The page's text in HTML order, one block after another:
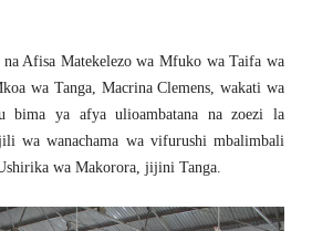
Afisa Matekelezo wa Mfuko wa Taifa wa
wa Tanga, Macrina Clemens, wakati wa
bima ya afya ulioambatana na zoezi la
wa wanachama wa vifurushi mbalimbali
wa Makorora, jijini Tanga.